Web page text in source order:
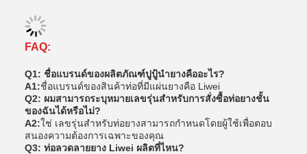
FAQ:
Q1: ชื่อแบรนด์ของผลิตภัณฑ์ปูปู้นํายางคืออะไร?
A1:ชื่อแบรนด์ของสินค้าท่อที่มีแผ่นยางคือ Liwei
Q2: ผมสามารถระบุหมายเลขรุ่นสําหรับการสั่งซื้อท่อยางชั้น
ของฉันได้หรือไม่?
A2:ใช่ เลขรุ่นสําหรับท่อยางสามารถกําหนดโดยผู้ใช้เพื่อตอบ
สนองความต้องการเฉพาะของคุณ
Q3: ท่อลวดลายยาง Liwei ผลิตที่ไหน?